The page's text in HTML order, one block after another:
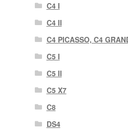
C4 I
C4 II
C4 PICASSO, C4
C5 I
C5 II
C5 X7
C8
DS4